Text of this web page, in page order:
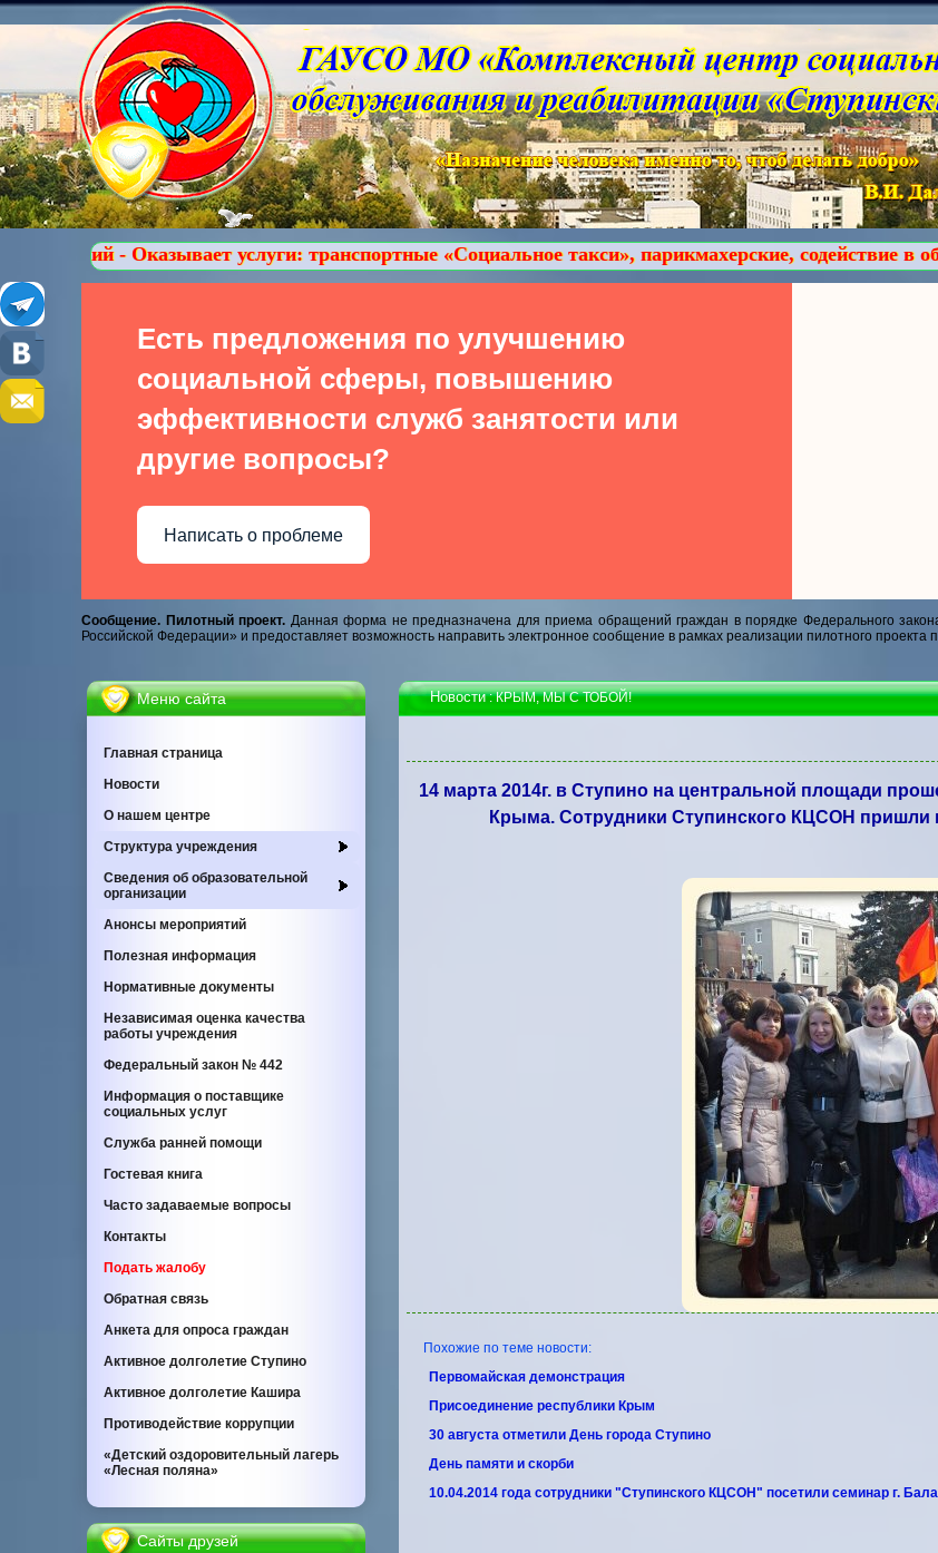
услуги: транспортные «Социальное такси», парикмахерские, содействие в обучении
Есть предложения по улучшению
социальной сферы, повышению
эффективности служб занятости или
другие вопросы?
Написать о проблеме
Сообщение. Пилотный проект. Данная форма не предназначена для приема обращений граждан в порядке Федерального
Российской Федерации» и предоставляет возможность направить электронное сообщение в рамках реализации пилотного
Меню сайта
Главная страница
Новости
О нашем центре
Cтруктура учреждения
Сведения об образовательной
организации
Анонсы мероприятий
Полезная информация
Нормативные документы
Независимая оценка качества
работы учреждения
Федеральный закон № 442
Информация о поставщике
социальных услуг
Служба ранней помощи
Гостевая книга
Часто задаваемые вопросы
Контакты
Подать жалобу
Обратная связь
Анкета для опроса граждан
Активное долголетие Ступино
Активное долголетие Кашира
Противодействие коррупции
«Детский оздоровительный лагерь
«Лесная поляна»
Сайты друзей
Новости: КРЫМ, МЫ С ТОБОЙ!
14 марта 2014г. в Ступино на центральной площади
Крыма. Сотрудники Ступинского КЦСОН пришли
Похожие по теме новости:
Первомайская демонстрация
Присоединение республики Крым
30 августа отметили День города Ступино
День памяти и скорби
10.04.2014 года сотрудники "Ступинского КЦСОН" посетили семинар г.